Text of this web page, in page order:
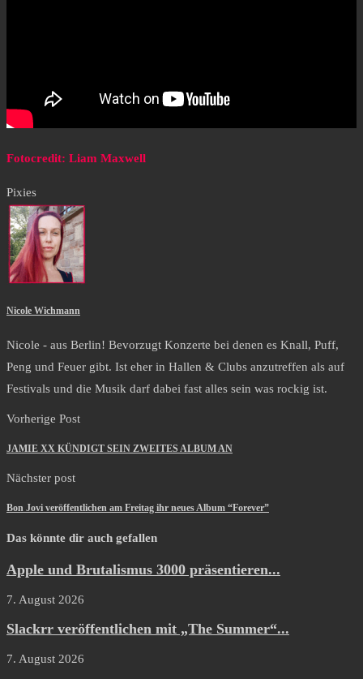
Fotocredit: Liam Maxwell
Pixies
Nicole Wichmann
Nicole - aus Berlin! Bevorzugt Konzerte bei denen es Knall, Puff,
Peng und Feuer gibt. Ist eher in Hallen & Clubs anzutreffen als auf
Festivals und die Musik darf dabei fast alles sein was rockig ist.
Vorherige Post
JAMIE XX KÜNDIGT SEIN ZWEITES ALBUM AN
Nächster post
Bon Jovi veröffentlichen am Freitag ihr neues Album “Forever”
Das könnte dir auch gefallen
Apple und Brutalismus 3000 präsentieren...
7. August 2026
Slackrr veröffentlichen mit „The Summer“...
7. August 2026